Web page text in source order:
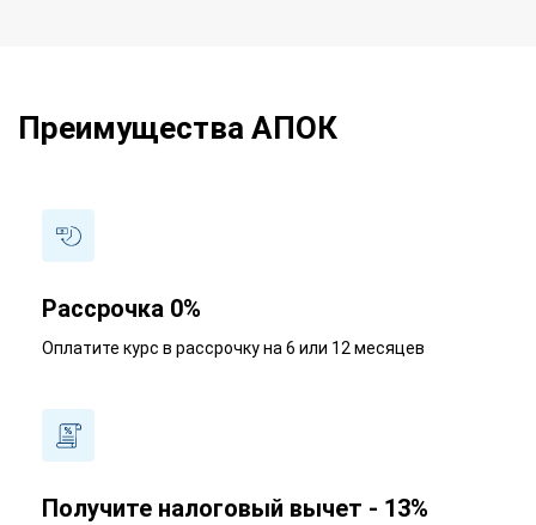
Преимущества АПОК
Рассрочка 0%
Оплатите курс в рассрочку на 6 или 12 месяцев
Получите налоговый вычет - 13%